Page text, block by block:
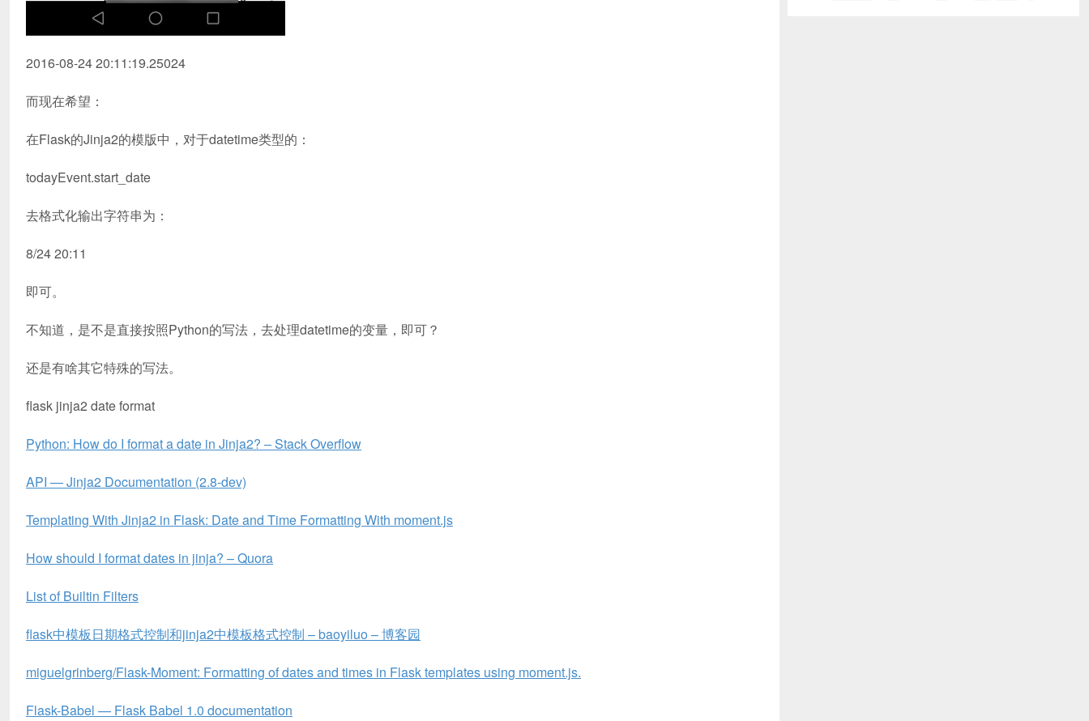
2016-08-24 20:11:19.25024
而现在希望：
在Flask的Jinja2的模版中，对于datetime类型的：
todayEvent.start_date
去格式化输出字符串为：
8/24 20:11
即可。
不知道，是不是直接按照Python的写法，去处理datetime的变量，即可？
还是有啥其它特殊的写法。
flask jinja2 date format
Python: How do I format a date in Jinja2? – Stack Overflow
API — Jinja2 Documentation (2.8-dev)
Templating With Jinja2 in Flask: Date and Time Formatting With moment.js
How should I format dates in jinja? – Quora
List of Builtin Filters
flask中模板日期格式控制和jinja2中模板格式控制 – baoyiluo – 博客园
miguelgrinberg/Flask-Moment: Formatting of dates and times in Flask templates using moment.js.
Flask-Babel — Flask Babel 1.0 documentation